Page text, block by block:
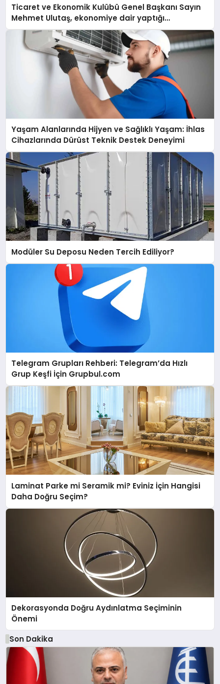
Ticaret ve Ekonomik Kulübü Genel Başkanı Sayın
Mehmet Ulutaş, ekonomiye dair yaptığı
açıklamada şunları kaydetti:
Yaşam Alanlarında Hijyen ve Sağlıklı Yaşam: İhlas
Cihazlarında Dürüst Teknik Destek Deneyimi
Modüler Su Deposu Neden Tercih Ediliyor?
Telegram Grupları Rehberi: Telegram’da Hızlı
Grup Keşfi İçin Grupbul.com
Laminat Parke mi Seramik mi? Eviniz İçin Hangisi
Daha Doğru Seçim?
Dekorasyonda Doğru Aydınlatma Seçiminin
Önemi
Son Dakika